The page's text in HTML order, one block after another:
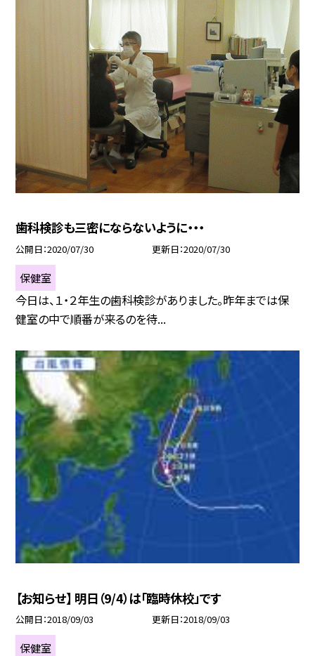
歯科検診も三密にならないように・・・
公開日 2020/07/30 更新日 2020/07/30
保健室
今日は、１・２年生の歯科検診がありました。昨年までは保
健室の中で順番が来るのを待...
【お知らせ】 明日（9/4）は「臨時休校」です
公開日 2018/09/03 更新日 2018/09/03
保健室